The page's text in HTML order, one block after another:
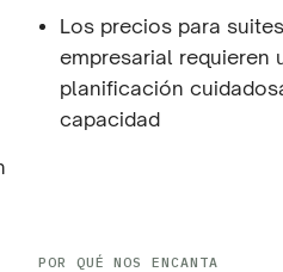
Los precios para
empresarial requieren
planificación
capacidad
POR QUÉ NOS ENCANTA